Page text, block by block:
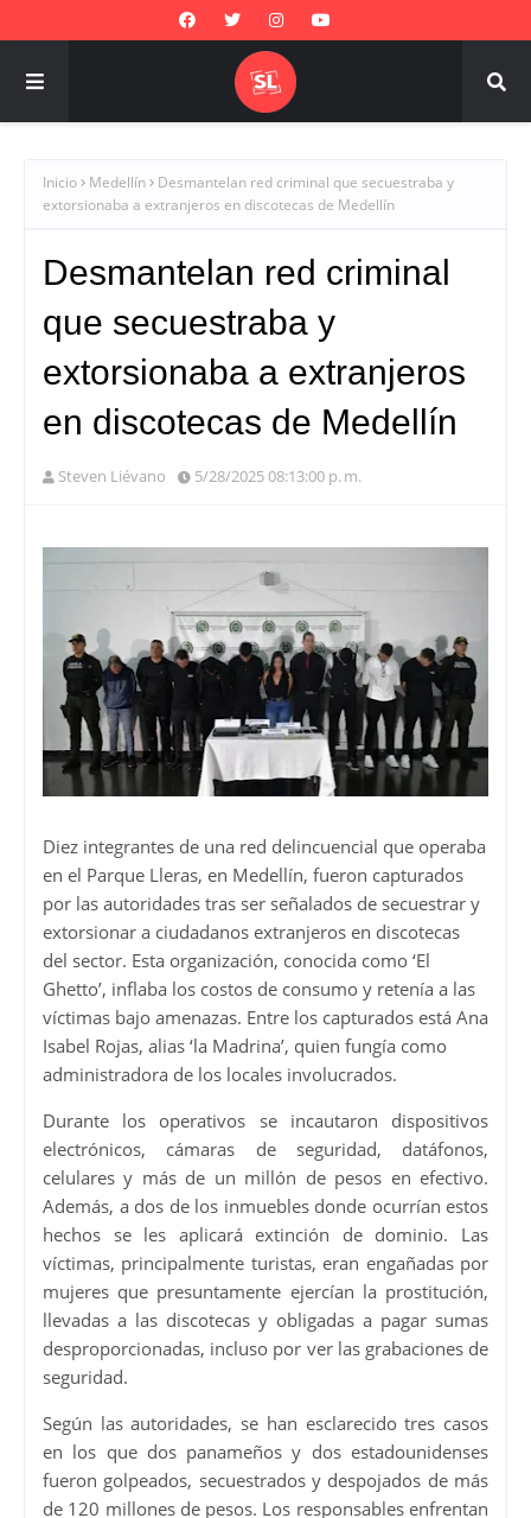
Inicio Medellín
Desmantelan red criminal que secuestraba y
extorsionaba a extranjeros en discotecas de Medellín
Desmantelan red criminal
que secuestraba y
extorsionaba a extranjeros
en discotecas de Medellín
Steven Liévano 5/28/2025 08:13:00 p. m.
Diez integrantes de una red delincuencial que operaba
en el Parque Lleras, en Medellín, fueron capturados
por las autoridades tras ser señalados de secuestrar y
extorsionar a ciudadanos extranjeros en discotecas
del sector. Esta organización, conocida como ‘El
Ghetto’, inflaba los costos de consumo y retenía a las
víctimas bajo amenazas. Entre los capturados está Ana
Isabel Rojas, alias ‘la Madrina’, quien fungía como
administradora de los locales involucrados.
Durante los operativos se incautaron dispositivos
electrónicos, cámaras de seguridad, datáfonos,
celulares y más de un millón de pesos en efectivo.
Además, a dos de los inmuebles donde ocurrían estos
hechos se les aplicará extinción de dominio. Las
víctimas, principalmente turistas, eran engañadas por
mujeres que presuntamente ejercían la prostitución,
llevadas a las discotecas y obligadas a pagar sumas
desproporcionadas, incluso por ver las grabaciones de
seguridad.
Según las autoridades, se han esclarecido tres casos
en los que dos panameños y dos estadounidenses
fueron golpeados, secuestrados y despojados de más
de 120 millones de pesos. Los responsables enfrentan